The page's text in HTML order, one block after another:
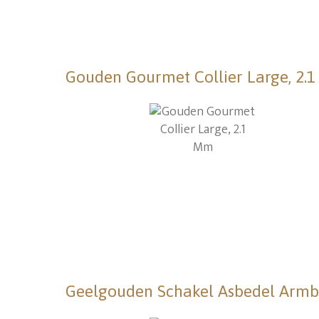
Gouden Gourmet Collier Large,
Geelgouden Schakel Asbedel